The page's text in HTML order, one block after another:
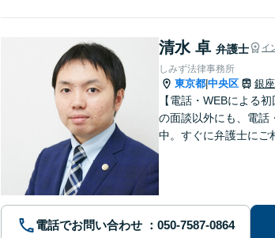
清水 卓 弁護士 イ
しみず法律事務所
東京都 中央区 銀
【電話・WEBによる
の面談以外にも、電話
中。すぐに弁護士にご
電話でお問い合わせ